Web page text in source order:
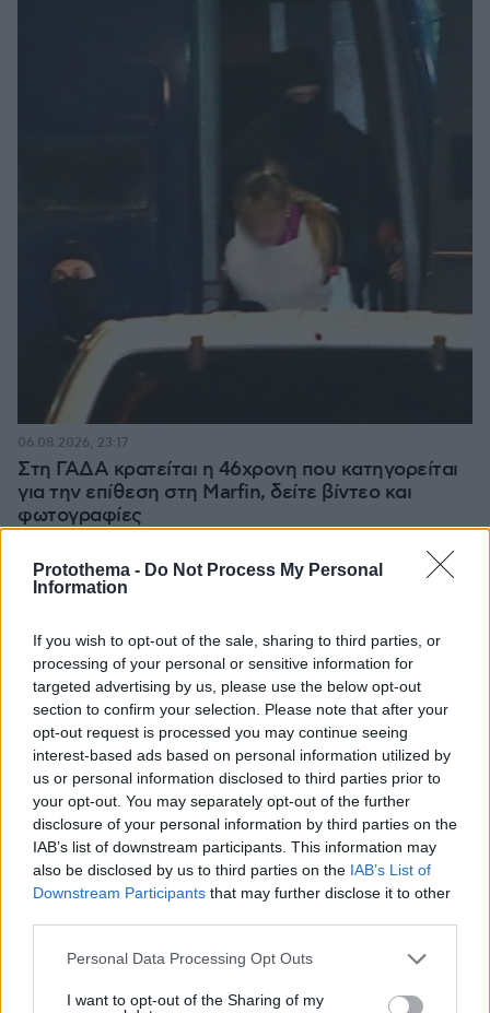
Protothema - Do Not Process My Personal
Information
If you wish to opt-out of the sale, sharing to third parties, or
processing of your personal or sensitive information for
targeted advertising by us, please use the below opt-out
section to confirm your selection. Please note that after your
opt-out request is processed you may continue seeing
interest-based ads based on personal information utilized by
us or personal information disclosed to third parties prior to
your opt-out. You may separately opt-out of the further
disclosure of your personal information by third parties on the
IAB’s list of downstream participants. This information may
also be disclosed by us to third parties on the IAB’s List of
Downstream Participants that may further disclose it to other
Please note that this website/app uses one or more Google
not limited to your visit or usage behaviour. You may click to
Personal Data Processing Opt Outs
I want to opt-out of the Sharing of my
Στη ΓΑΔΑ κρατείται η 46χρονη που κατηγορείται
για την επίθεση στη Marfin, δείτε βίντεο και
φωτογραφίες
06.08.2026, 23:17